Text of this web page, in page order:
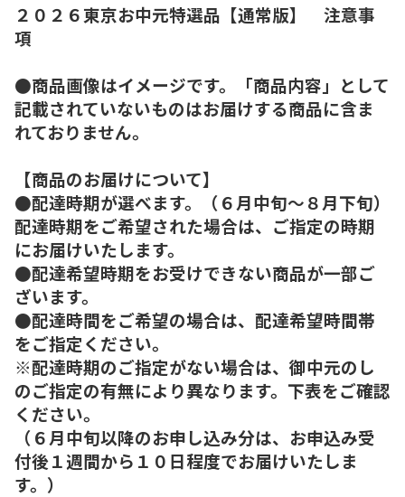
２０２６東京お中元特選品【通常版】 注意事
項
●商品画像はイメージです。「商品内容」として
記載されていないものはお届けする商品に含ま
れておりません。
【商品のお届けについて】
●配達時期が選べます。（６月中旬～８月下旬）
配達時期をご希望された場合は、ご指定の時期
にお届けいたします。
●配達希望時期をお受けできない商品が一部ご
ざいます。
●配達時間をご希望の場合は、配達希望時間帯
をご指定ください。
※配達時期のご指定がない場合は、御中元のし
のご指定の有無により異なります。下表をご確認
ください。
（６月中旬以降のお申し込み分は、お申込み受
付後１週間から１０日程度でお届けいたしま
す。）